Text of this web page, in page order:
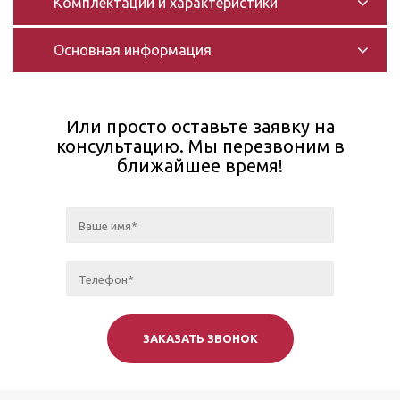
Основная информация
Или просто оставьте заявку на
консультацию. Мы перезвоним в
ближайшее время!